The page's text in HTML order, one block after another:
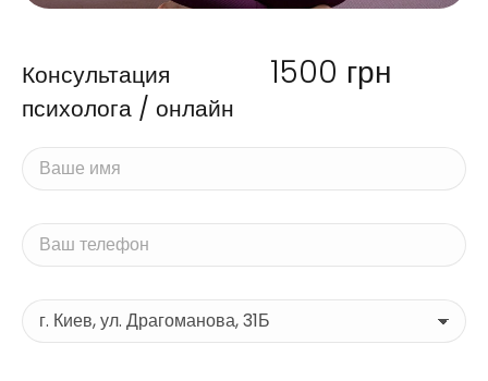
Консультация
психолога / онлайн
1500 грн